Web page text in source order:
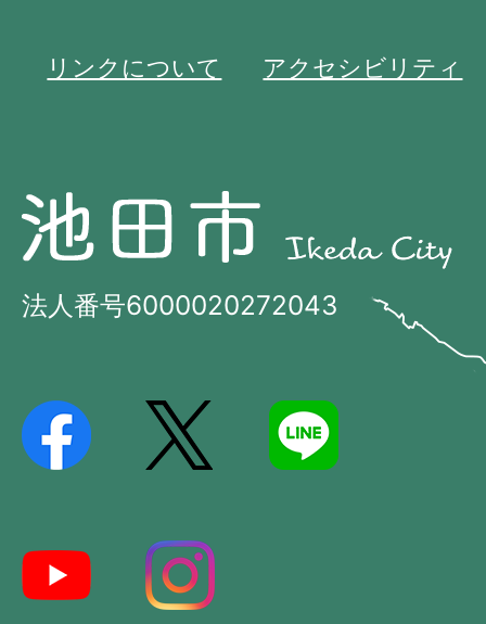
リンクについて アクセシビリティ
池
田
市
法人番号6000020272043
田
市
の